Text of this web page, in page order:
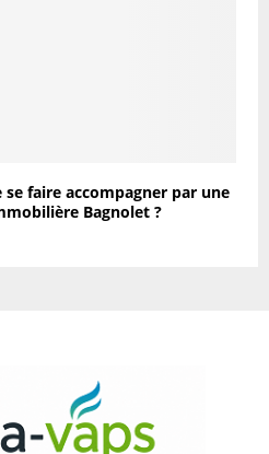
faire accompagner par une
Bagnolet ?